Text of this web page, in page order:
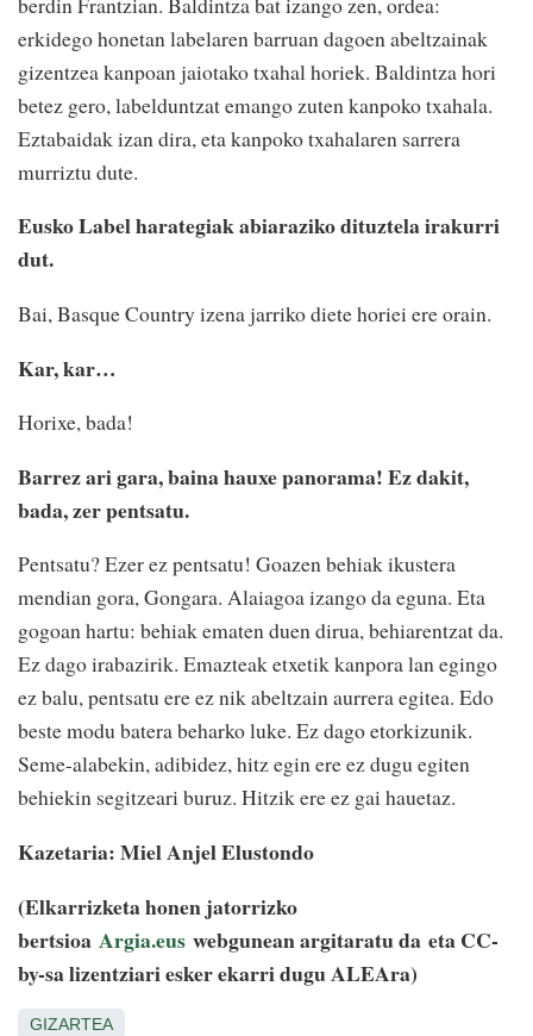
erkidego honetan labelaren barruan dagoen abeltzainak
gizentzea kanpoan jaiotako txahal horiek. Baldintza hori
betez gero, labelduntzat emango zuten kanpoko txahala.
Eztabaidak izan dira, eta kanpoko txahalaren sarrera
murriztu dute.
Eusko Label harategiak abiaraziko dituztela irakurri
dut.
Bai, Basque Country izena jarriko diete horiei ere orain.
Kar, kar…
Horixe, bada!
Barrez ari gara, baina hauxe panorama! Ez dakit,
bada, zer pentsatu.
Pentsatu? Ezer ez pentsatu! Goazen behiak ikustera
mendian gora, Gongara. Alaiagoa izango da eguna. Eta
gogoan hartu: behiak ematen duen dirua, behiarentzat da.
Ez dago irabazirik. Emazteak etxetik kanpora lan egingo
ez balu, pentsatu ere ez nik abeltzain aurrera egitea. Edo
beste modu batera beharko luke. Ez dago etorkizunik.
Seme-alabekin, adibidez, hitz egin ere ez dugu egiten
behiekin segitzeari buruz. Hitzik ere ez gai hauetaz.
Kazetaria: Miel Anjel Elustondo
(Elkarrizketa honen jatorrizko
bertsioa Argia.eus webgunean argitaratu da eta CC-
by-sa lizentziari esker ekarri dugu ALEAra)
GIZARTEA